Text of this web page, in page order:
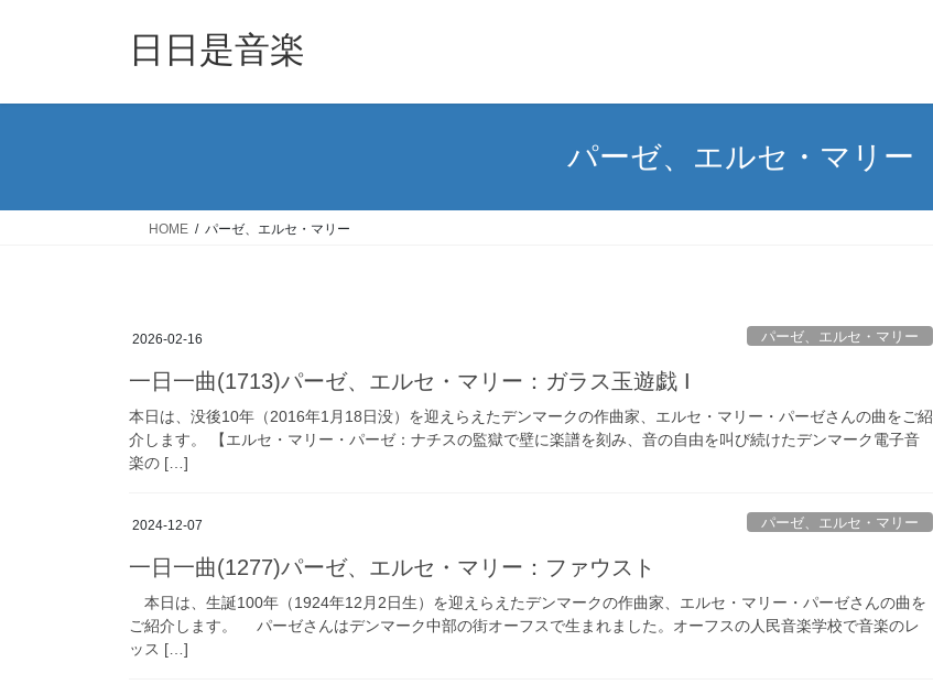
日日是音楽
パーゼ、エルセ・マリー
HOME パーゼ、エルセ・マリー
2026-02-16 パーゼ、エルセ・マリー
一日一曲(1713)パーゼ、エルセ・マリー：ガラス玉遊戯 I
本日は、没後10年（2016年1月18日没）を迎えらえたデンマークの作曲家、エルセ・マリー・パーゼさんの曲をご紹
介します。 【エルセ・マリー・パーゼ：ナチスの監獄で壁に楽譜を刻み、音の自由を叫び続けたデンマーク電子音
楽の […]
2024-12-07 パーゼ、エルセ・マリー
一日一曲(1277)パーゼ、エルセ・マリー：ファウスト
本日は、生誕100年（1924年12月2日生）を迎えらえたデンマークの作曲家、エルセ・マリー・パーゼさんの曲を
ご紹介します。 パーゼさんはデンマーク中部の街オーフスで生まれました。オーフスの人民音楽学校で音楽のレ
ッス […]